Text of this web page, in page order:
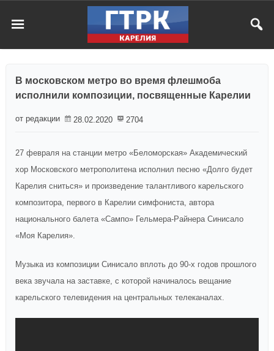
В московском метро во время флешмоба
исполнили композиции, посвященные Карелии
от редакции 28.02.2020 2704
27 февраля на станции метро «Беломорская» Академический
хор Московского метрополитена исполнил песню «Долго будет
Карелия сниться» и произведение талантливого карельского
композитора, первого в Карелии симфониста, автора
национального балета «Сампо» Гельмера-Райнера Синисало
«Моя Карелия».
Музыка из композиции Синисало вплоть до 90-х годов прошлого
века звучала на заставке, с которой начиналось вещание
карельского телевидения на центральных телеканалах.